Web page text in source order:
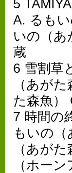
5
A. るも
いの（あ
蔵
6 雪割草
（あが
た森魚）
7 時間の
もいの
（あが
（ホー